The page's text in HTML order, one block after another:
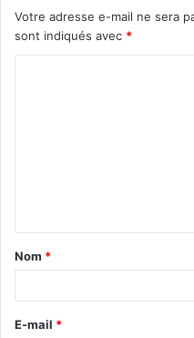
Votre adresse e-mail ne sera
sont indiqués avec *
Nom *
E-mail *